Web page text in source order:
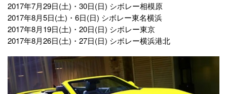
2017年7月29日(土)・30日(日) シボレー相模原
2017年8月5日(土)・6日(日) シボレー東名横浜
2017年8月19日(土)・20日(日) シボレー東京
2017年8月26日(土)・27日(日) シボレー横浜港北